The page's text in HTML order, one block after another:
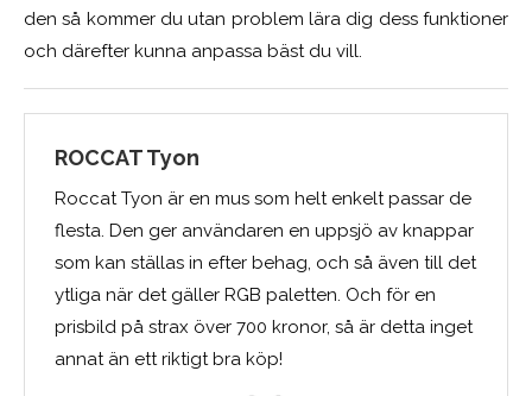
den så kommer du utan problem lära dig dess funktioner
och därefter kunna anpassa bäst du vill.
ROCCAT Tyon
Roccat Tyon är en mus som helt enkelt passar de
flesta. Den ger användaren en uppsjö av knappar
som kan ställas in efter behag, och så även till det
ytliga när det gäller RGB paletten. Och för en
prisbild på strax över 700 kronor, så är detta inget
annat än ett riktigt bra köp!